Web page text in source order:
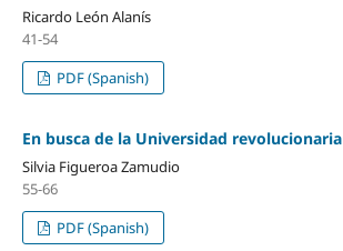
Ricardo León Alanís
41-54
PDF (Spanish)
En busca de la Universidad revolucionaria
Silvia Figueroa Zamudio
55-66
PDF (Spanish)